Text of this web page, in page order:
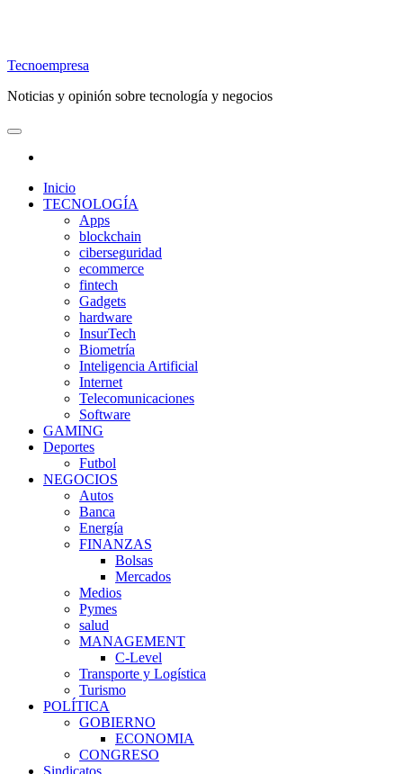
Tecnoempresa
Noticias y opinión sobre tecnología y negocios
Inicio
TECNOLOGÍA
Apps
blockchain
ciberseguridad
ecommerce
fintech
Gadgets
hardware
InsurTech
Biometría
Inteligencia Artificial
Internet
Telecomunicaciones
Software
GAMING
Deportes
Futbol
NEGOCIOS
Autos
Banca
Energía
FINANZAS
Bolsas
Mercados
Medios
Pymes
salud
MANAGEMENT
C-Level
Transporte y Logística
Turismo
POLÍTICA
GOBIERNO
ECONOMIA
CONGRESO
Sindicatos